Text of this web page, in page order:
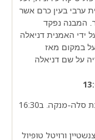
ערבי בעין כרם אשר
המבנה נפקד
על ידי מדינת ישראל, נרכש ב-1972 על ידי האמנית דניאלה
במקום מאז
ומדיה על שם דניאלה
כל שעה עגולה משעה 14:00 מיצג מאת קבוצת סלה-מנקה. ב16:30
ורויטל טופיול